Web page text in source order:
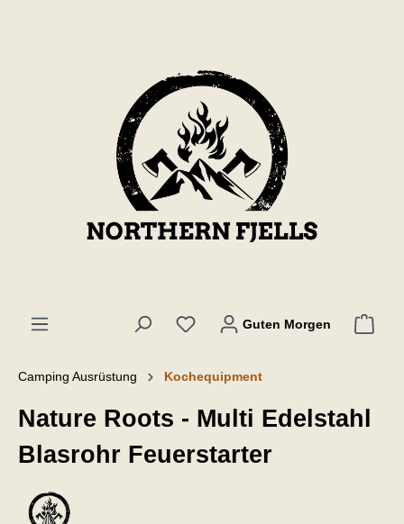
Guten Morgen
Camping Ausrüstung Kochequipment
Nature Roots - Multi Edelstahl
Blasrohr Feuerstarter